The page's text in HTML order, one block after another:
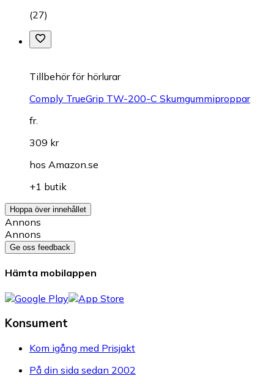
(27)
Tillbehör för hörlurar
Comply TrueGrip TW-200-C Skumgummiproppar
fr.
309 kr
hos Amazon.se
+1 butik
Hoppa över innehållet
Annons
Annons
Ge oss feedback
Hämta mobilappen
Konsument
Kom igång med Prisjakt
På din sida sedan 2002